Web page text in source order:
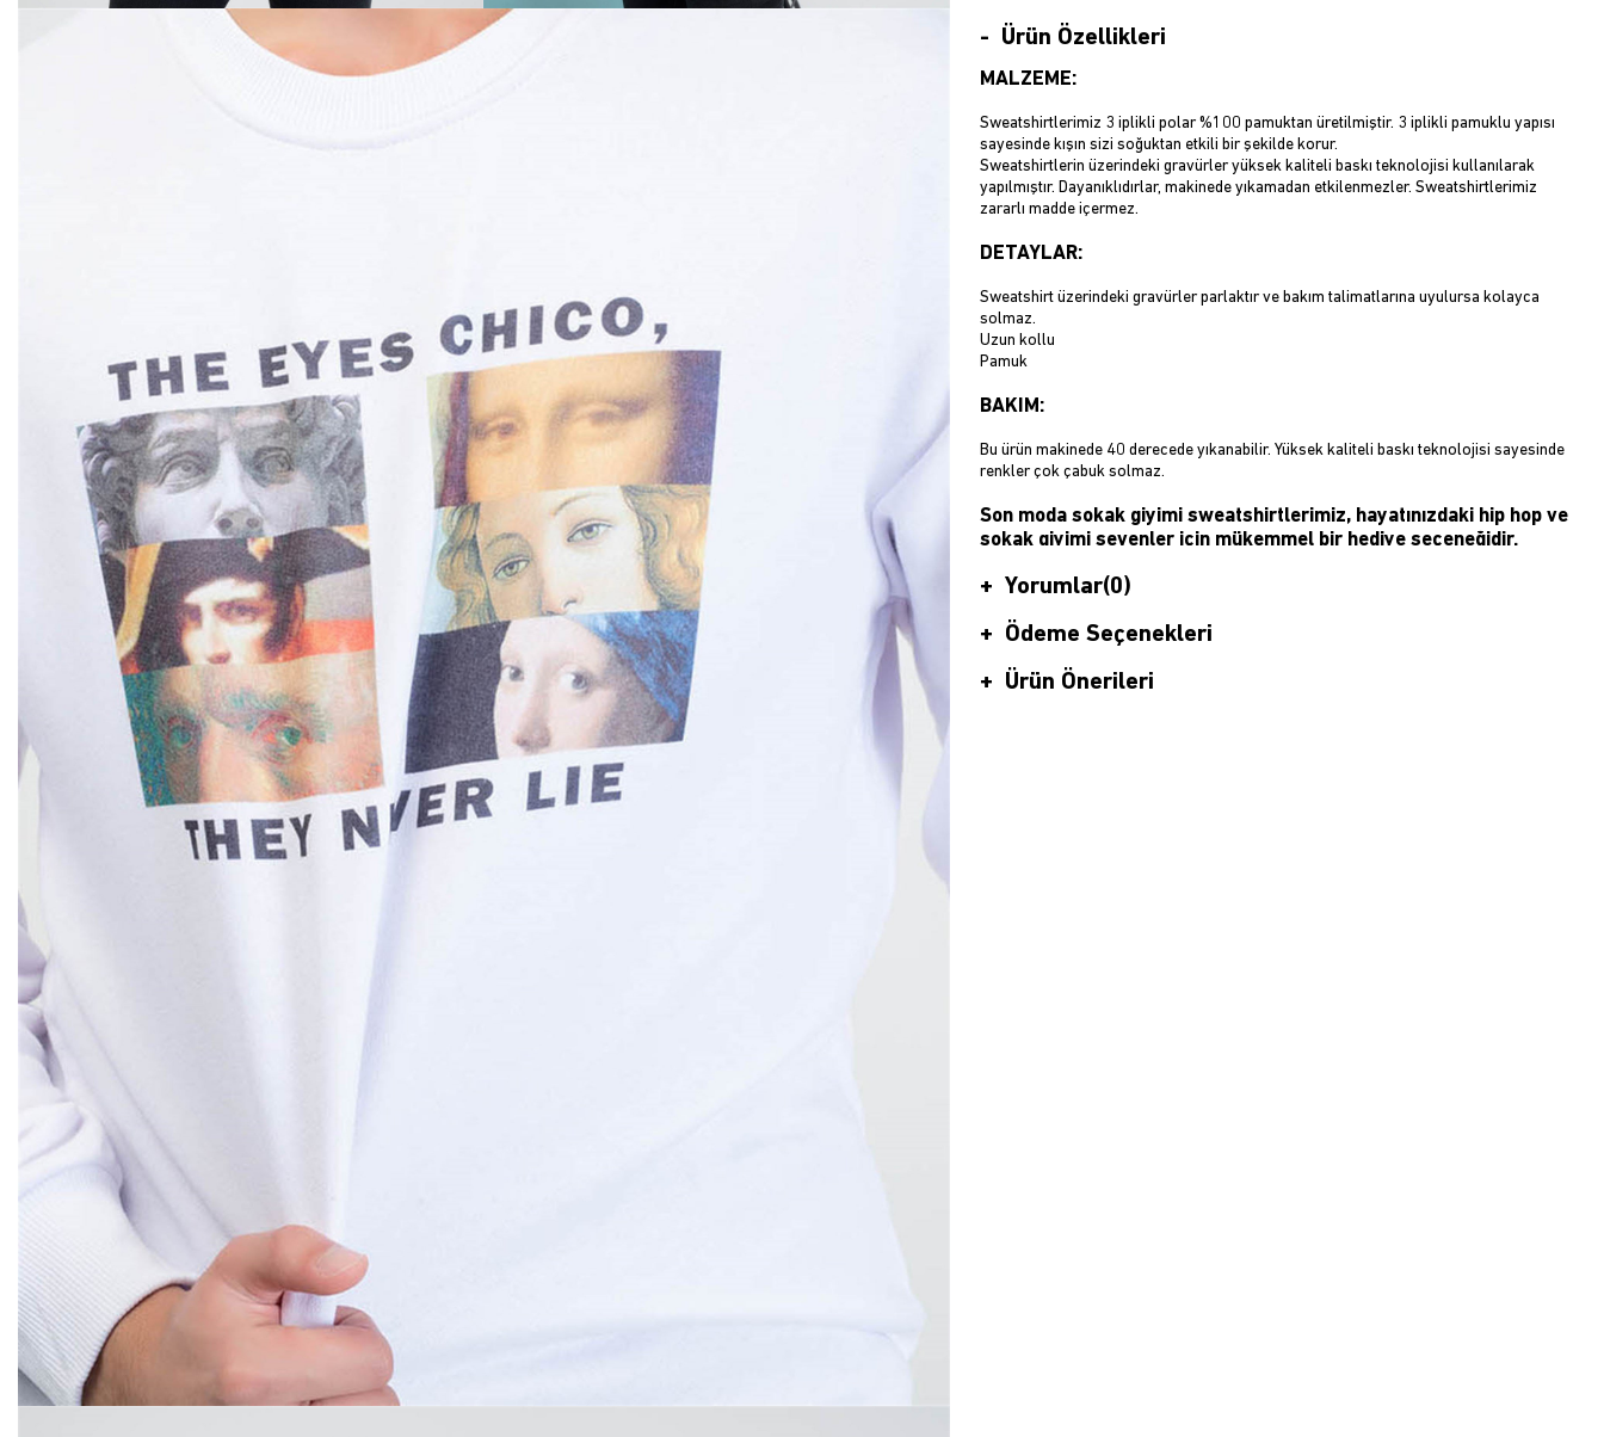
Ürün Özellikleri
MALZEME:
Sweatshirtlerimiz 3 iplikli polar %100 pamuktan üretilmiştir. 3 iplikli pamuklu yapısı
sayesinde kışın sizi soğuktan etkili bir şekilde korur.
Sweatshirtlerin üzerindeki gravürler yüksek kaliteli baskı teknolojisi kullanılarak
yapılmıştır. Dayanıklıdırlar, makinede yıkamadan etkilenmezler. Sweatshirtlerimiz
zararlı madde içermez.
DETAYLAR:
Sweatshirt üzerindeki gravürler parlaktır ve bakım talimatlarına uyulursa kolayca
solmaz.
Uzun kollu
Pamuk
BAKIM:
Bu ürün makinede 40 derecede yıkanabilir. Yüksek kaliteli baskı teknolojisi sayesinde
renkler çok çabuk solmaz.
Son moda sokak giyimi sweatshirtlerimiz, hayatınızdaki hip hop ve
sokak giyimi sevenler için mükemmel bir hediye seçeneğidir.
BOYUT:S-XXL (Ayrıntılar için lütfen beden tablosuna bakın!)
Trendiz en son sokak modasını evinize getiriyor! Kaliteli sokak giyimi kapüşonluları
sadece bir tık uzağınızda. Sokak giyimine önem veren ve onu herkes için erişilebilir
kılan tutkulu insanlardan oluşan bir ekibiz.
Yıllardır kaliteli moda ürünleri üretiyoruz ve onları bu platformda izleyicilerle
Yorumlar(0)
Ödeme Seçenekleri
Ürün Önerileri